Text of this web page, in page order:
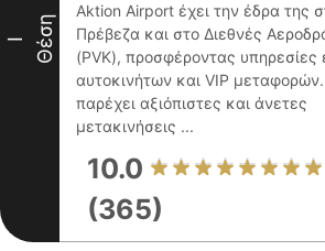
I Θέση
Aktion Airport έχει την έδρα της
Πρέβεζα και στο Διεθνές
(PVK), προσφέροντας υπηρεσίες
αυτοκινήτων και VIP μεταφορών.
παρέχει αξιόπιστες και άνετες
μετακινήσεις ...
10.0
(365)